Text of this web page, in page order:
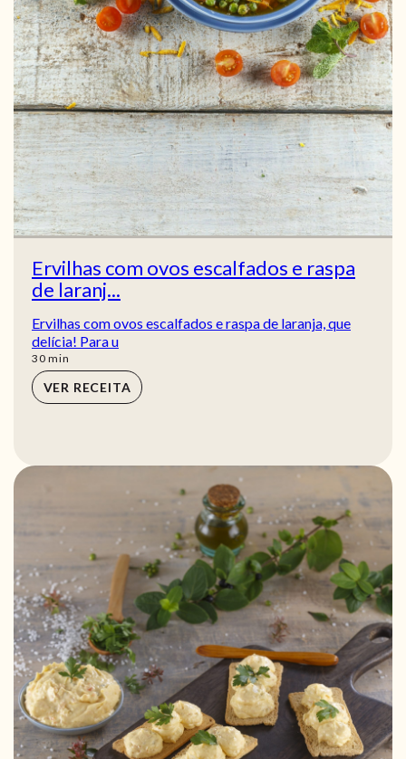
Ervilhas com ovos escalfados e raspa
de laranj...
Ervilhas com ovos escalfados e raspa de laranja, que
delícia! Para u
30min
min
VER RECEITA